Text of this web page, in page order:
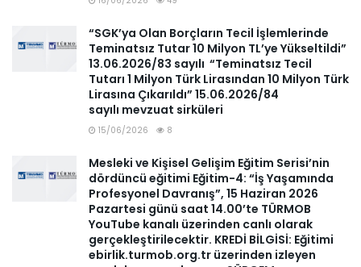
“SGK’ya Olan Borçların Tecil İşlemlerinde
Teminatsız Tutar 10 Milyon TL’ye Yükseltildi”
13.06.2026/83 sayılı “Teminatsız Tecil
Tutarı 1 Milyon Türk Lirasından 10 Milyon Türk
Lirasına Çıkarıldı” 15.06.2026/84
sayılı mevzuat sirküleri
15/06/2026 8
Mesleki ve Kişisel Gelişim Eğitim Serisi’nin
dördüncü eğitimi Eğitim-4: “İş Yaşamında
Profesyonel Davranış”, 15 Haziran 2026
Pazartesi günü saat 14.00’te TÜRMOB
YouTube kanalı üzerinden canlı olarak
gerçekleştirilecektir. KREDİ BİLGİSİ: Eğitimi
ebirlik.turmob.org.tr üzerinden izleyen